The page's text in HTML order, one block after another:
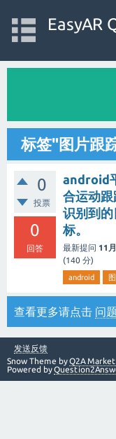
EasyAR
标签"图片跟
0
投票
0
回答
android
合运动
识别到
标。
最新提问 11
(140 分)
android
查看更多请点击 问
发送反馈
Snow Theme byQ2A Market
Powered by